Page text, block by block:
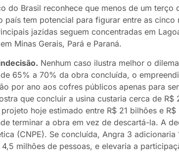
do Brasil reconhece que menos de um
país tem potencial para figurar entre as
jazidas seguem concentradas em
Minas Gerais, Pará e Paraná.
Nenhum caso ilustra melhor o
65% a 70% da obra concluída, o
por ano aos cofres públicos apenas para
que concluir a usina custaria cerca de
hoje estimado entre R$ 21 bilhões e
terminar a obra em vez de descartá-la. A
(CNPE). Se concluída, Angra 3
milhões de pessoas, e elevaria a